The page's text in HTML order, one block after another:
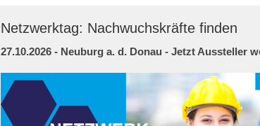
Netzwerktag: Nachwuchskräfte finden
27.10.2026 - Neuburg a. d. Donau - Jetzt Aussteller